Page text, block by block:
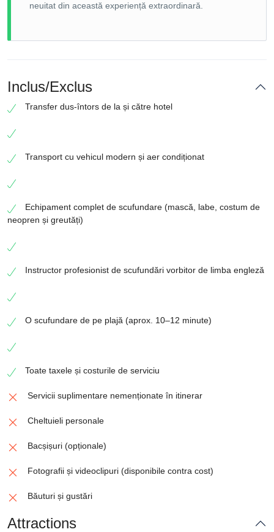
neuitat din această experiență extraordinară.
Inclus/Exclus
Transfer dus-întors de la și către hotel
Transport cu vehicul modern și aer condiționat
Echipament complet de scufundare (mască, labe, costum de
neopren și greutăți)
Instructor profesionist de scufundări vorbitor de limba engleză
O scufundare de pe plajă (aprox. 10–12 minute)
Toate taxele și costurile de serviciu
Servicii suplimentare nemenționate în itinerar
Cheltuieli personale
Bacșișuri (opționale)
Fotografii și videoclipuri (disponibile contra cost)
Băuturi și gustări
Attractions